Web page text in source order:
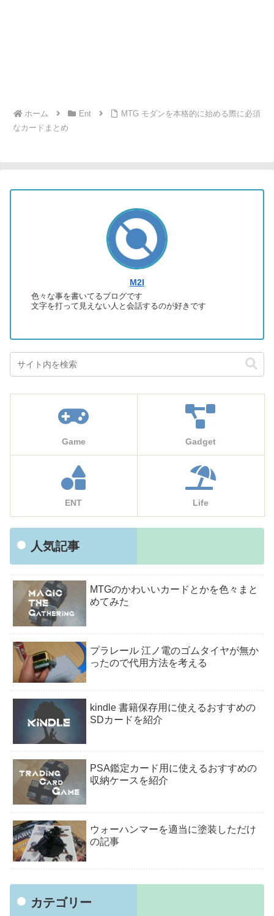
ホーム Ent
MTG モダンを本格的に始める際に必須
なカードまとめ
M2I
色々な事を書いてるブログです
文字を打って見えない人と会話するのが好きです
Game Gadget
ENT Life
人気記事
MTGのかわいいカードとかを色々まと
めてみた
プラレール 江ノ電のゴムタイヤが無か
ったので代用方法を考える
kindle 書籍保存用に使えるおすすめの
SDカードを紹介
PSA鑑定カード用に使えるおすすめの
収納ケースを紹介
ウォーハンマーを適当に塗装しただけ
の記事
カテゴリー